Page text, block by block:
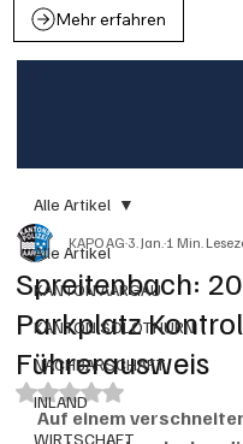
Mehr erfahren
Alle Artikel
KANTON AARGAU
KANTON SOLOTHURN
NACHBARSCHAFT
INLAND
WIRTSCHAFT
Alle Artikel
Spreitenbach:
Parkplatz
Führerausweis
KAPO AG3. Jan.1 Min.
Mit NaN von 5 Sternen
Auf einem